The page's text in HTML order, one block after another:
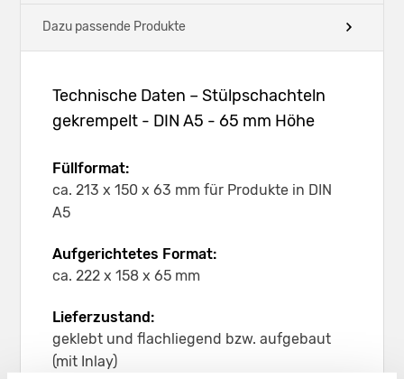
Dazu passende Produkte
Technische Daten – Stülpschachteln
gekrempelt - DIN A5 - 65 mm Höhe
Füllformat:
ca. 213 x 150 x 63 mm für Produkte in DIN
A5
Aufgerichtetes Format:
ca. 222 x 158 x 65 mm
Lieferzustand:
geklebt und flachliegend bzw. aufgebaut
(mit Inlay)